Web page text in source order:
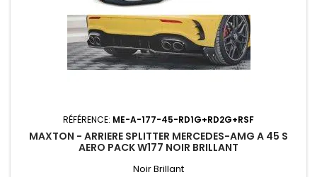
RÉFÉRENCE: ME-A-177-45-RD1G+RD2G+RSF
MAXTON - ARRIERE SPLITTER MERCEDES-AMG A 45 S
AERO PACK W177 NOIR BRILLANT
Noir Brillant